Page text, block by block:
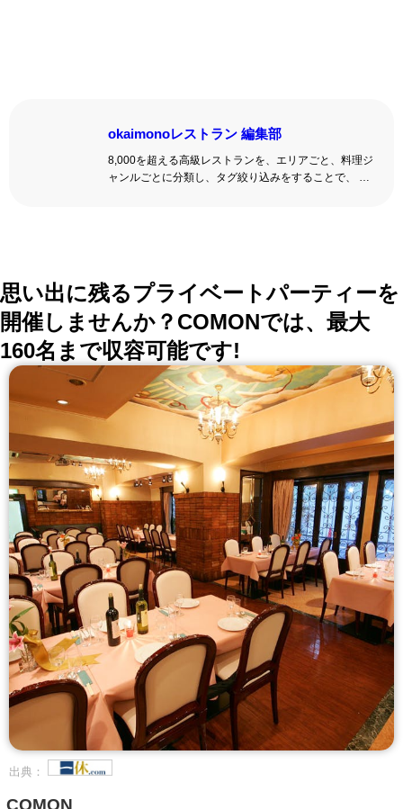
okaimonoレストラン 編集部
8,000を超える高級レストランを、エリアごと、料理ジ
ャンルごとに分類し、タグ絞り込みをすることで、 い
思い出に残るプライベートパーティーを
開催しませんか？COMONでは、最大
160名まで収容可能です!
出典：
COMON